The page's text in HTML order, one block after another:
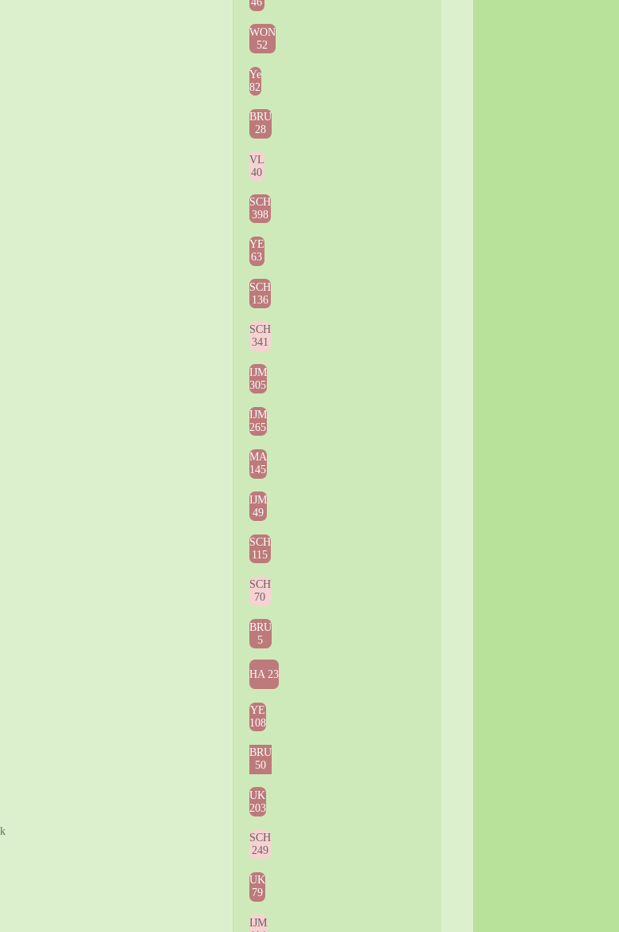
WON
52
Ye
82
BRU
28
VL
40
SCH
398
YE
63
SCH
136
SCH
341
IJM
305
IJM
265
MA
145
IJM
49
SCH
115
SCH
70
BRU
5
HA 23
YE
108
BRU
50
UK
203
SCH
249
UK
79
IJM